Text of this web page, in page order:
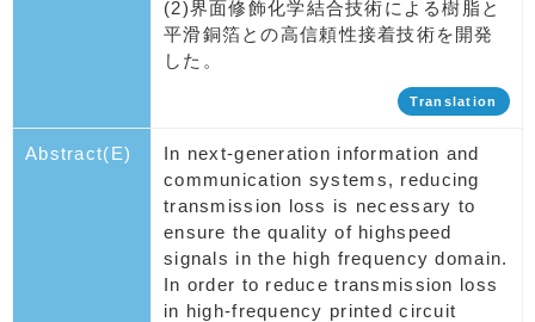
(2)界面修飾化学結合技術による樹脂と
平滑銅箔との高信頼性接着技術を開発
した。
Translation
Abstract(E)
In next-generation information and
communication systems, reducing
transmission loss is necessary to
ensure the quality of highspeed
signals in the high frequency domain.
In order to reduce transmission loss
in high-frequency printed circuit